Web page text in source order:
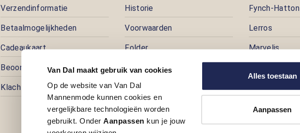
Van Dal maakt gebruik van cookies
Op de website van Van Dal
Mannenmode kunnen cookies en
vergelijkbare technologieën worden
gebruikt. OnderAanpassen kun je jouw
Alles toestaan
Aanpassen
Verzendinformatie
Betaalmogelijkheden
Cadeaukaart
Beoordelingen
Klachtenafhandeling
Historie
Voorwaarden
Folder
Pers
Prijspuzzel
Vacatures
Fynch-Hatton
Lerros
Marvelis